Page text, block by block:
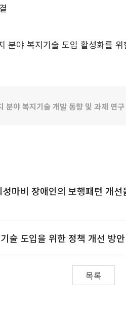
분야 복지기술 도입 활성화를 위
분야 복지기술 개발 동향 및 과제 연
마비 장애인의 보행패턴 개
술 도입을 위한 정책 개선 방
목록